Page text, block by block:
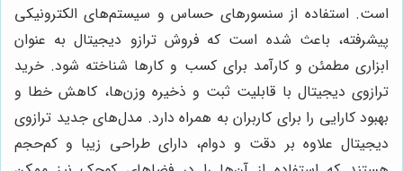
است. استفاده از سنسورهای حساس و سیستم‌های الکترونیکی
پیشرفته، باعث شده است که فروش ترازو دیجیتال به عنوان
ابزاری مطمئن و کارآمد برای کسب و کارها شناخته شود. خرید
ترازوی دیجیتال با قابلیت ثبت و ذخیره وزن‌ها، کاهش خطا و
بهبود کارایی را برای کاربران به همراه دارد. مدل‌های جدید ترازوی
دیجیتال علاوه بر دقت و دوام، دارای طراحی زیبا و کم‌حجم